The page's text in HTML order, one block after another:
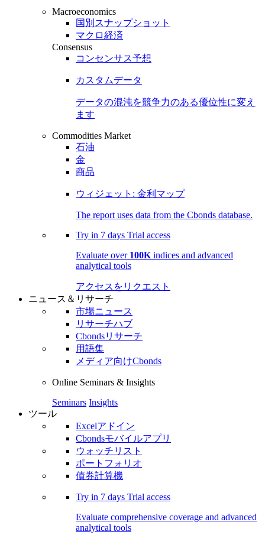
Macroeconomics
国別スナップショット
マクロ経済
Consensus
コンセンサス予想
カスタムデータ
データの混沌を競争力のある優位性に変え
ます
Commodities Market
石油
金
商品
ウィジェット: 金利マップ
The report uses data from the Cbonds database.
Try in 7 days Trial access
Evaluate over 100K indices and advanced
analytical tools
アクセスをリクエスト
ニュース＆リサーチ
市場ニュース
リサーチハブ
Cbondsリサーチ
用語集
メディア向けCbonds
Online Seminars & Insights
Seminars Insights
ツール
Excelアドイン
Cbondsモバイルアプリ
ウォッチリスト
ポートフォリオ
債券計算機
Try in 7 days Trial access
Evaluate comprehensive coverage and advanced
analytical tools